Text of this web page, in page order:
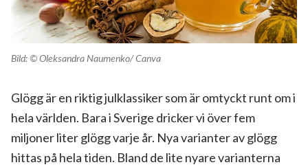
Bild: ©Oleksandra Naumenko/ Canva
Glögg är en riktig julklassiker som är omtyckt runt om i
hela världen. Bara i Sverige dricker vi över fem
miljoner liter glögg varje år. Nya varianter av glögg
hittas på hela tiden. Bland de lite nyare varianterna